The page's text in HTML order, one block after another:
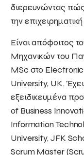
διερευνώντας
την
Είναι απόφοιτος
Μηχανικών του
MSc στο
University, UK.
εξειδικευμένα
of Business
Information
University, JFK
Scrum Master